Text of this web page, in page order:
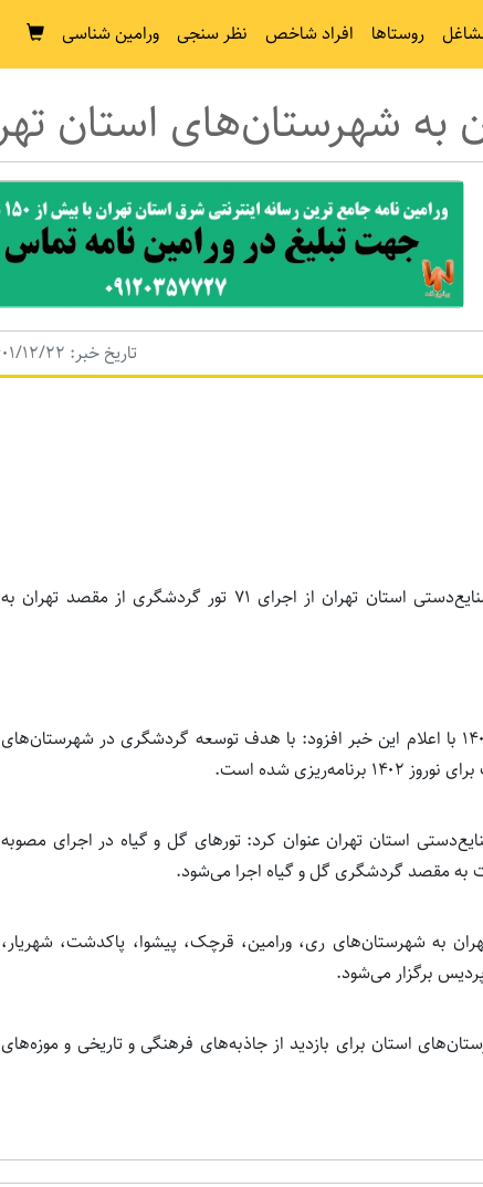
روستاها افراد شاخص نظر سنجی ورامین شناسی
تاریخ خبر: 1401/12/22
مدیرکل میراث‌فرهنگی، گردشگری و صنایع‌دستی استان تهران از اجرای ۷۱ تور گردشگری از مقصد تهران به
پرهام جانفشان روز یکشنبه ۲۱ اسفند ۱۴۰۱ با اعلام این خبر افزود: با هدف توسعه گردشگری در شهرستان‌های
شده است.
استان تهران عنوان کرد: تورهای گل و گیاه در اجرای مصوبه
مقصد گردشگری گل و گیاه اجرا می‌شود.
به شهرستان‌های ری، ورامین، قرچک، پیشوا، پاکدشت، شهریار،
برگزار می‌شود.
۳۶ تور از شهرستان‌های استان برای بازدید از جاذبه‌های فرهنگی و تاریخی و موزه‌های